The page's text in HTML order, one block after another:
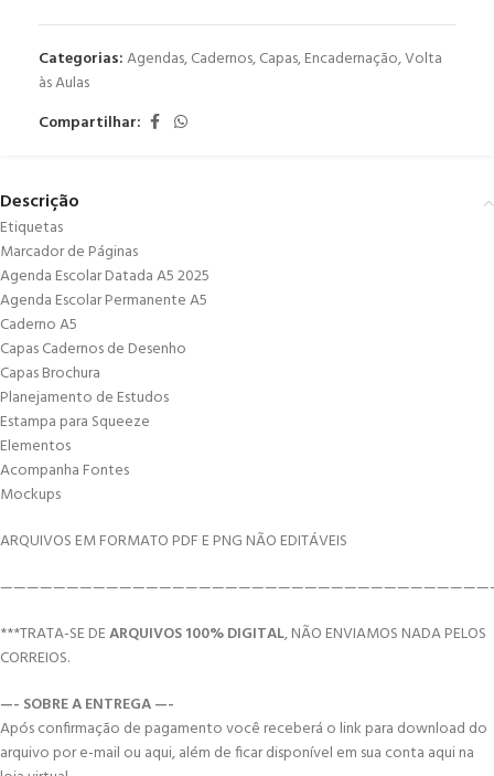
Categorias:Agendas,Cadernos,Capas,Encadernação,Volta
às Aulas
Compartilhar:
Descrição
Etiquetas
Marcador de Páginas
Agenda Escolar Datada A5 2025
Agenda Escolar Permanente A5
Caderno A5
Capas Cadernos de Desenho
Capas Brochura
Planejamento de Estudos
Estampa para Squeeze
Elementos
Acompanha Fontes
Mockups
ARQUIVOS EM FORMATO PDF E PNG NÃO EDITÁVEIS
***TRATA-SE DEARQUIVOS 100% DIGITAL, NÃO ENVIAMOS NADA PELOS
CORREIOS.
—- SOBRE A ENTREGA —-
Após confirmação de pagamento você receberá o link para download do
arquivo por e-mail ou aqui, além de ficar disponível em sua conta aqui na